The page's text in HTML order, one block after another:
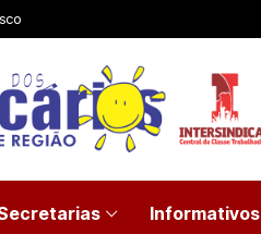
Informativos